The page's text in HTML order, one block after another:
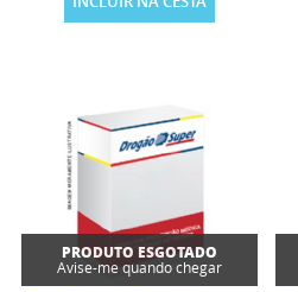
PRODUTO ESGOTADO
Avise-me quando chegar